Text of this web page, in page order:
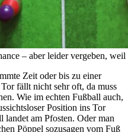
– aber leider vergeben,
Zeit oder bis zu einer
fällt nicht sehr oft, da muss
Wie im echten Fußball auch,
Position ins Tor
landet am Pfosten. Oder man
Pöppel sozusagen vom Fuß